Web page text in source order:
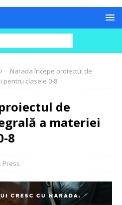
Narada începe proiectul de
pentru clasele 0-8
de
a materiei
8
Press